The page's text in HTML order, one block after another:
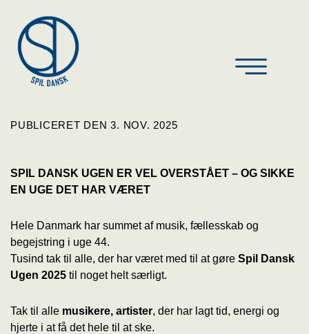
PUBLICERET DEN3. NOV. 2025
SPIL DANSK UGEN ER VEL OVERSTÅET – OG SIKKE
EN UGE DET HAR VÆRET
Hele Danmark har summet af musik, fællesskab og
begejstring i uge 44.
Tusind tak til alle, der har været med til at gøre Spil Dansk
Ugen 2025 til noget helt særligt.
Tak til alle musikere, artister, der har lagt tid, energi og
hjerte i at få det hele til at ske.